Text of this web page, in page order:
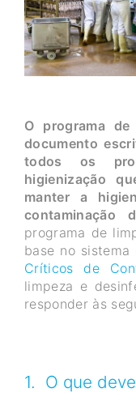
O programa
documento
todos os
higienização
manter a
contaminação
programa de
base no
Críticos de
limpeza e
responder às
1. O que